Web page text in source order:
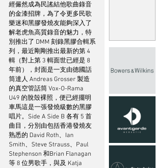
經儼然成為民謠結他歌曲錄音
的金漆招牌，為了令更多民歌
樂迷和黑膠發燒友能夠深入了
解老虎魚高質錄音的魅力，特
別推出了 DMM 刻錄黑膠合輯系
列，最近剛剛推出最新的第 4
輯（對上第 3 輯面世已經是 8
年前），封面是一支由德國話
筒達人 Andreas Grosser 製造
的真空管話筒 Vox-O-Rama
U49 的脫殼裸照，便已經擺明
車馬這是一張發燒級數的黑膠
唱片。Side A Side B 各有 5 首
曲目，分別由包括香港發燒友
熟悉的 David Roth、Ian
Smith、Steve Strauss、Paul
Stephenson 和Brian Flanagan
等 8 位男歌手，與及 Katja